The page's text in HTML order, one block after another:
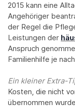
2015 kann eine
Angehöriger
der Regel die
Leistungen der
Anspruch
Familienhilfe je
Ein kleiner Extra-
Kosten, die nicht
übernommen